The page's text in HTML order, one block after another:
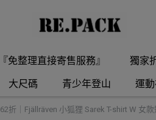
『免整理直接寄售服務』 獨家
大尺碼 青少年登山 運
62折｜Fjällräven 小狐狸 Sarek T-shirt W 女